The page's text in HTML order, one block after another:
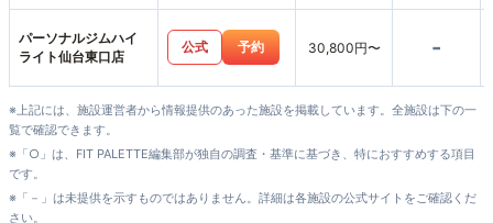
パーソナルジムハイ
ライト仙台東口店
公式 予約 30,800円〜 -
※上記には、施設運営者から情報提供のあった施設を掲載しています。全施設は下の一
覧で確認できます。
※「○」は、FIT PALETTE編集部が独自の調査・基準に基づき、特におすすめする項目
です。
※「－」は未提供を示すものではありません。詳細は各施設の公式サイトをご確認くだ
さい。